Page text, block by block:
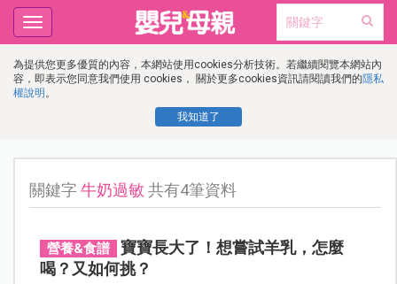
為提供您更多優質的內容，本網站使用cookies分析技術。若繼續閱覽本網站內
容，即表示您同意我們使用 cookies， 關於更多cookies資訊請閱讀我們的隱私
權說明 。
我知道了
Toggle
navigation
關鍵字牛奶過敏 共有4筆資料
營養&食譜
寶寶長大了！想嘗試羊乳，怎麼
喝？又如何挑？